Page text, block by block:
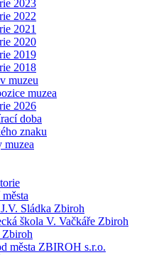
2023
2022
2021
2020
2019
2018
muzeu
muzea
2026
doba
znaku
Sládka Zbiroh
škola V. Vačkáře Zbiroh
Zbiroh
města ZBIROH s.r.o.